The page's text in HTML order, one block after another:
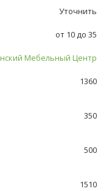
Уточнить
от 10 до 35
Мебельный Центр
1360
350
500
1510